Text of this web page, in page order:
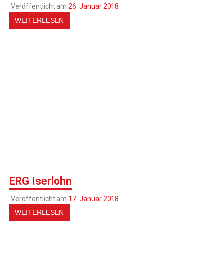
Veröffentlicht am 26. Januar 2018
WEITERLESEN
ERG Iserlohn
Veröffentlicht am 17. Januar 2018
WEITERLESEN